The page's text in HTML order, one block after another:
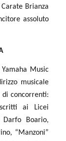
Brianza
assoluto
Music
musicale
di concorrenti:
ai Licei
Boario,
“Manzoni”